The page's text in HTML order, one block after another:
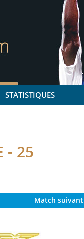
STATISTIQUES
- 25
Match suivant